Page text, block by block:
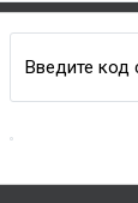
Введите код